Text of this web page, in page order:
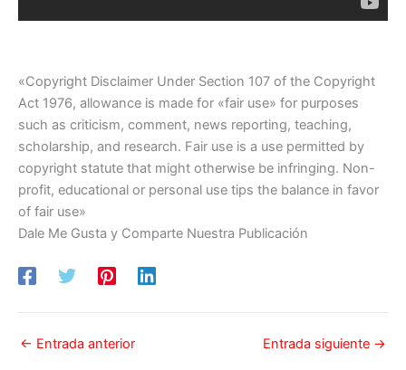
«Copyright Disclaimer Under Section 107 of the Copyright
Act 1976, allowance is made for «fair use» for purposes
such as criticism, comment, news reporting, teaching,
scholarship, and research. Fair use is a use permitted by
copyright statute that might otherwise be infringing. Non-
profit, educational or personal use tips the balance in favor
of fair use»
Dale Me Gusta y Comparte Nuestra Publicación
← Entrada anterior Entrada siguiente →